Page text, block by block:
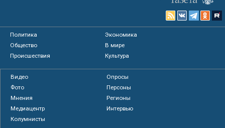
Политика
Экономика
Общество
В мире
Происшествия
Культура
Видео
Опросы
Фото
Персоны
Мнения
Регионы
Медиацентр
Интервью
Колумнисты